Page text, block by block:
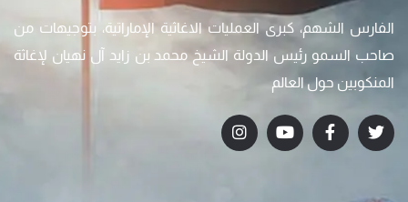
الفارس الشهم، كبرى العمليات الاغاثية الإماراتية، بتوجيهات من
صاحب السمو رئيس الدولة الشيخ محمد بن زايد آل نهيان لإغاثة
المنكوبين حول العالم